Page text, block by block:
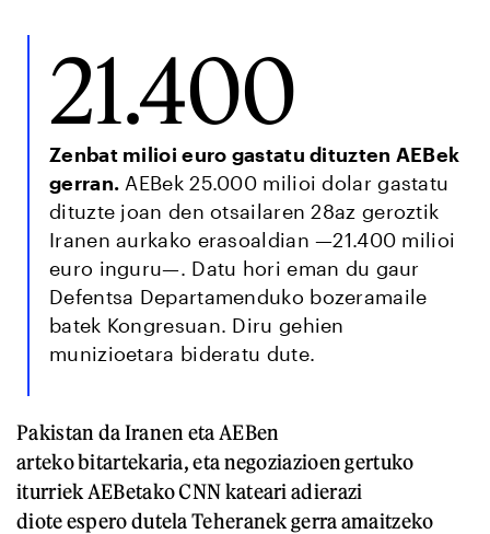
21.400
Zenbat milioi euro gastatu dituzten AEBek
gerran. AEBek 25.000 milioi dolar gastatu
dituzte joan den otsailaren 28az geroztik
Iranen aurkako erasoaldian —21.400 milioi
euro inguru—. Datu hori eman du gaur
Defentsa Departamenduko bozeramaile
batek Kongresuan. Diru gehien
munizioetara bideratu dute.
Pakistan da Iranen eta AEBen
arteko bitartekaria, eta negoziazioen gertuko
iturriek AEBetako CNN kateari adierazi
diote espero dutela Teheranek gerra amaitzeko